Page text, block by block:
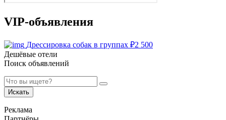
VIP-объявления
Дрессировка собак в группах ₽2 500
Дешёвые отели
Поиск объявлений
Искать
Реклама